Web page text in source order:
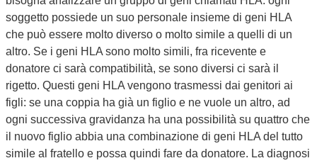
soggetto possiede un suo personale insieme di geni HLA
che può essere molto diverso o molto simile a quelli di un
altro. Se i geni HLA sono molto simili, fra ricevente e
donatore ci sarà compatibilità, se sono diversi ci sarà il
rigetto. Questi geni HLA vengono trasmessi dai genitori ai
figli: se una coppia ha già un figlio e ne vuole un altro, ad
ogni successiva gravidanza ha una possibilità su quattro che
il nuovo figlio abbia una combinazione di geni HLA del tutto
simile al fratello e possa quindi fare da donatore. La diagnosi